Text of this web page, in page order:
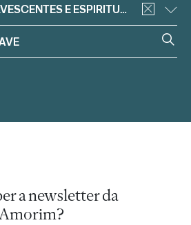
E ESPIRITUOSOS
a newsletter da